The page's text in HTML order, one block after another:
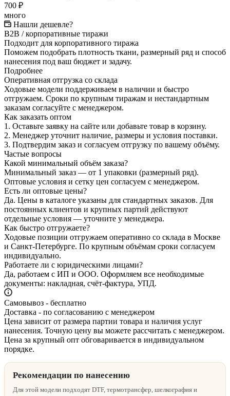
700 ₽
много
Нашли дешевле?
B2B / корпоративные тиражи
Подходит для корпоративного тиража
Поможем подобрать плотность ткани, размерный ряд и способ
нанесения под ваш бюджет и задачу.
Подробнее
Оперативная отгрузка со склада
Ходовые модели поддерживаем в наличии и быстро
отгружаем. Сроки по крупным тиражам и нестандартным
заказам согласуйте с менеджером.
Как заказать оптом
1. Оставьте заявку на сайте или добавьте товар в корзину.
2. Менеджер уточнит наличие, размеры и условия поставки.
3. Подтвердим заказ и согласуем отгрузку по вашему объёму.
Частые вопросы
Какой минимальный объём заказа?
Минимальный заказ — от 1 упаковки (размерный ряд).
Оптовые условия и сетку цен согласуем с менеджером.
Есть ли оптовые цены?
Да. Цены в каталоге указаны для стандартных заказов. Для
постоянных клиентов и крупных партий действуют
отдельные условия — уточните у менеджера.
Как быстро отгружаете?
Ходовые позиции отгружаем оперативно со склада в Москве
и Санкт‑Петербурге. По крупным объёмам сроки согласуем
индивидуально.
Работаете ли с юридическими лицами?
Да, работаем с ИП и ООО. Оформляем все необходимые
документы: накладная, счёт‑фактура, УПД.
Самовывоз - бесплатно
Доставка - по согласованию с менеджером
Цена зависит от размера партии товара и наличия услуг
нанесения. Точную цену вы можете рассчитать с менеджером.
Цена за крупный опт обговаривается в индивидуальном
порядке.
Рекомендации по нанесению
Для этой модели подходят DTF, термотрансфер, шелкография и